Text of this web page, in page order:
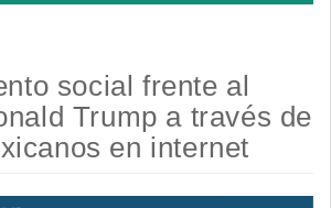
social frente al
Trump a través de
en internet